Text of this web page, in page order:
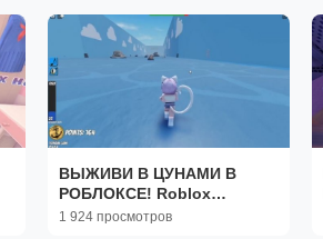
ВЫЖИВИ В ЦУНАМИ В
РОБЛОКСЕ! Roblox
Tsunami Game
1 924 просмотров